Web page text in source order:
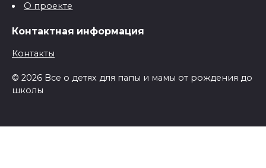
О проекте
Контактная информация
Контакты
© 2026 Все о детях для папы и мамы от рождения до
школы